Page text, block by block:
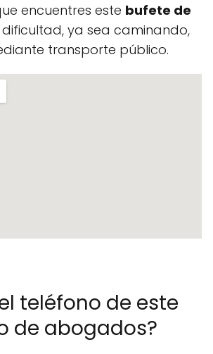
encuentres este bufete de
dificultad, ya sea caminando,
transporte público.
teléfono de este
de abogados?